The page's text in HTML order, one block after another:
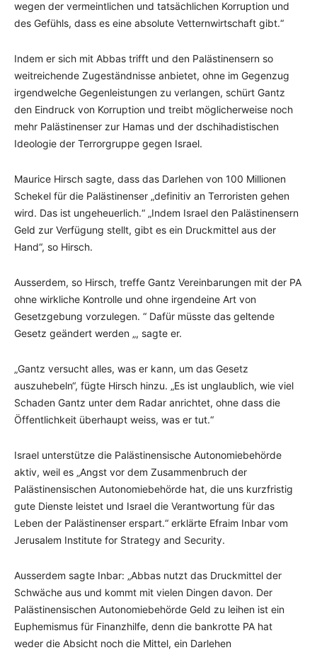
wegen der vermeintlichen und tatsächlichen Korruption und
des Gefühls, dass es eine absolute Vetternwirtschaft gibt.“
Indem er sich mit Abbas trifft und den Palästinensern so
weitreichende Zugeständnisse anbietet, ohne im Gegenzug
irgendwelche Gegenleistungen zu verlangen, schürt Gantz
den Eindruck von Korruption und treibt möglicherweise noch
mehr Palästinenser zur Hamas und der dschihadistischen
Ideologie der Terrorgruppe gegen Israel.
Maurice Hirsch sagte, dass das Darlehen von 100 Millionen
Schekel für die Palästinenser „definitiv an Terroristen gehen
wird. Das ist ungeheuerlich.“ „Indem Israel den Palästinensern
Geld zur Verfügung stellt, gibt es ein Druckmittel aus der
Hand“, so Hirsch.
Ausserdem, so Hirsch, treffe Gantz Vereinbarungen mit der PA
ohne wirkliche Kontrolle und ohne irgendeine Art von
Gesetzgebung vorzulegen. “ Dafür müsste das geltende
Gesetz geändert werden „, sagte er.
„Gantz versucht alles, was er kann, um das Gesetz
auszuhebeln“, fügte Hirsch hinzu. „Es ist unglaublich, wie viel
Schaden Gantz unter dem Radar anrichtet, ohne dass die
Öffentlichkeit überhaupt weiss, was er tut.“
Israel unterstütze die Palästinensische Autonomiebehörde
aktiv, weil es „Angst vor dem Zusammenbruch der
Palästinensischen Autonomiebehörde hat, die uns kurzfristig
gute Dienste leistet und Israel die Verantwortung für das
Leben der Palästinenser erspart.“ erklärte Efraim Inbar vom
Jerusalem Institute for Strategy and Security.
Ausserdem sagte Inbar: „Abbas nutzt das Druckmittel der
Schwäche aus und kommt mit vielen Dingen davon. Der
Palästinensischen Autonomiebehörde Geld zu leihen ist ein
Euphemismus für Finanzhilfe, denn die bankrotte PA hat
weder die Absicht noch die Mittel, ein Darlehen